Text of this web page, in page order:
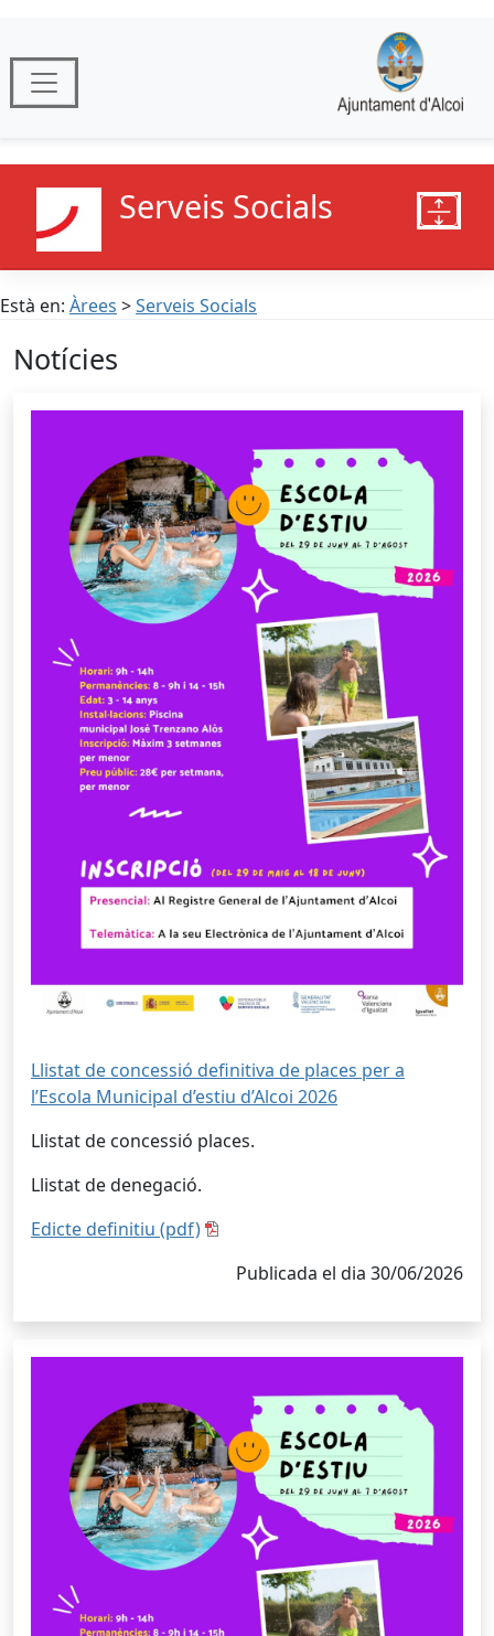
Serveis Socials
Està en: Àrees >Serveis Socials
Notícies
Llistat de concessió definitiva de places per a
l’Escola Municipal d’estiu d’Alcoi 2026
Llistat de concessió places.
Llistat de denegació.
Edicte definitiu (pdf)
Publicada el dia 30/06/2026